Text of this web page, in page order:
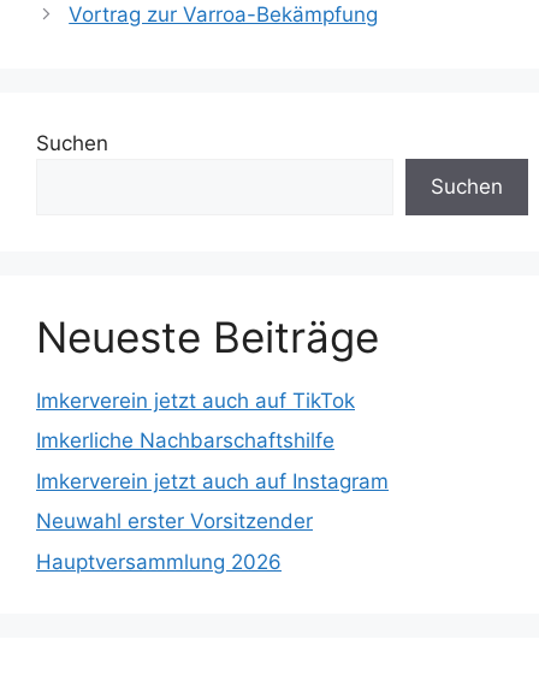
Vortrag zur Varroa-Bekämpfung
Suchen
Suchen
Neueste Beiträge
Imkerverein jetzt auch auf TikTok
Imkerliche Nachbarschaftshilfe
Imkerverein jetzt auch auf Instagram
Neuwahl erster Vorsitzender
Hauptversammlung 2026